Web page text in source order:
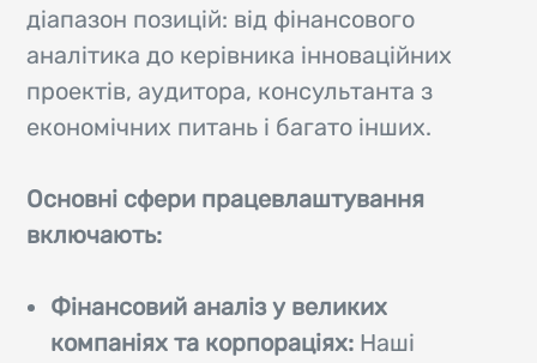
діапазон позицій: від фінансового
аналітика до керівника інноваційних
проектів, аудитора, консультанта з
економічних питань і багато інших.
Основні сфери працевлаштування
включають:
Фінансовий аналіз у великих
компаніях та корпораціях: Наші